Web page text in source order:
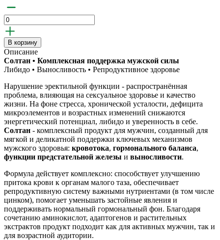
В корзину
Описание
Солтан • Комплексная поддержка мужской силы
Либидо • Выносливость • Репродуктивное здоровье
Нарушение эректильной функции - распространённая
проблема, влияющая на сексуальное здоровье и качество
жизни. На фоне стресса, хронической усталости, дефицита
микроэлементов и возрастных изменений снижаются
энергетический потенциал, либидо и уверенность в себе.
Солтан - комплексный продукт для мужчин, созданный для
мягкой и деликатной поддержки ключевых механизмов
мужского здоровья: кровотока, гормонального баланса,
функции предстательной железы и выносливости.
Формула действует комплексно: способствует улучшению
притока крови к органам малого таза, обеспечивает
репродуктивную систему важными нутриентами (в том числе
цинком), помогает уменьшать застойные явления и
поддерживать нормальный гормональный фон. Благодаря
сочетанию аминокислот, адаптогенов и растительных
экстрактов продукт подходит как для активных мужчин, так и
для возрастной аудитории.